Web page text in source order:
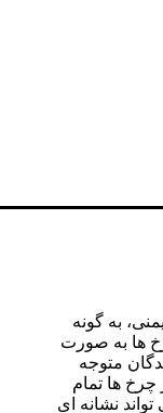
به گونه
ها به صورت
متوجه
ها تمام
نشانه ای